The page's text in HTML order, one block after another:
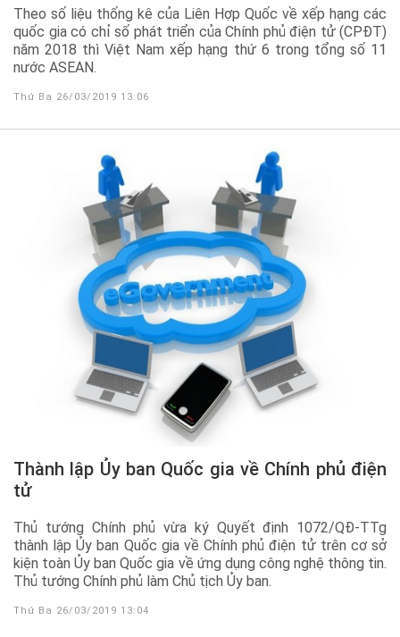
Theo số liệu thống kê của Liên Hợp Quốc về xếp hạng các
quốc gia có chỉ số phát triển của Chính phủ điện tử (CPĐT)
năm 2018 thì Việt Nam xếp hạng thứ 6 trong tổng số 11
nước ASEAN.
Thứ Ba 26/03/2019 13:06
Thành lập Ủy ban Quốc gia về Chính phủ điện
tử
Thủ tướng Chính phủ vừa ký Quyết định 1072/QĐ-TTg
thành lập Ủy ban Quốc gia về Chính phủ điện tử trên cơ sở
kiện toàn Ủy ban Quốc gia về ứng dụng công nghệ thông tin.
Thủ tướng Chính phủ làm Chủ tịch Ủy ban.
Thứ Ba 26/03/2019 13:04